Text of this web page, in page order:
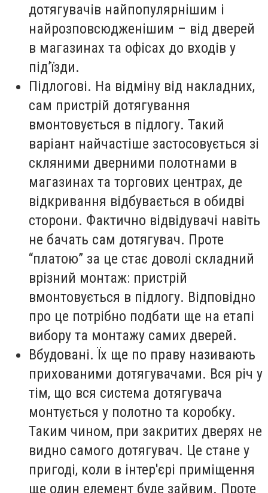
дотягувачів найпопулярнішим і
найрозповсюдженішим – від дверей
в магазинах та офісах до входів у
під’їзди.
Підлогові. На відміну від накладних,
сам пристрій дотягування
вмонтовується в підлогу. Такий
варіант найчастіше застосовується зі
скляними дверними полотнами в
магазинах та торгових центрах, де
відкривання відбувається в обидві
сторони. Фактично відвідувачі навіть
не бачать сам дотягувач. Проте
“платою” за це стає доволі складний
врізний монтаж: пристрій
вмонтовується в підлогу. Відповідно
про це потрібно подбати ще на етапі
вибору та монтажу самих дверей.
Вбудовані. Їх ще по праву називають
прихованими дотягувачами. Вся річ у
тім, що вся система дотягувача
монтується у полотно та коробку.
Таким чином, при закритих дверях не
видно самого дотягувач. Це стане у
пригоді, коли в інтер'єрі приміщення
ще один елемент буде зайвим. Проте